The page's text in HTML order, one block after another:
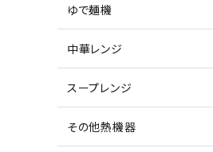
ゆで麺機
中華レンジ
スープレンジ
その他熱機器